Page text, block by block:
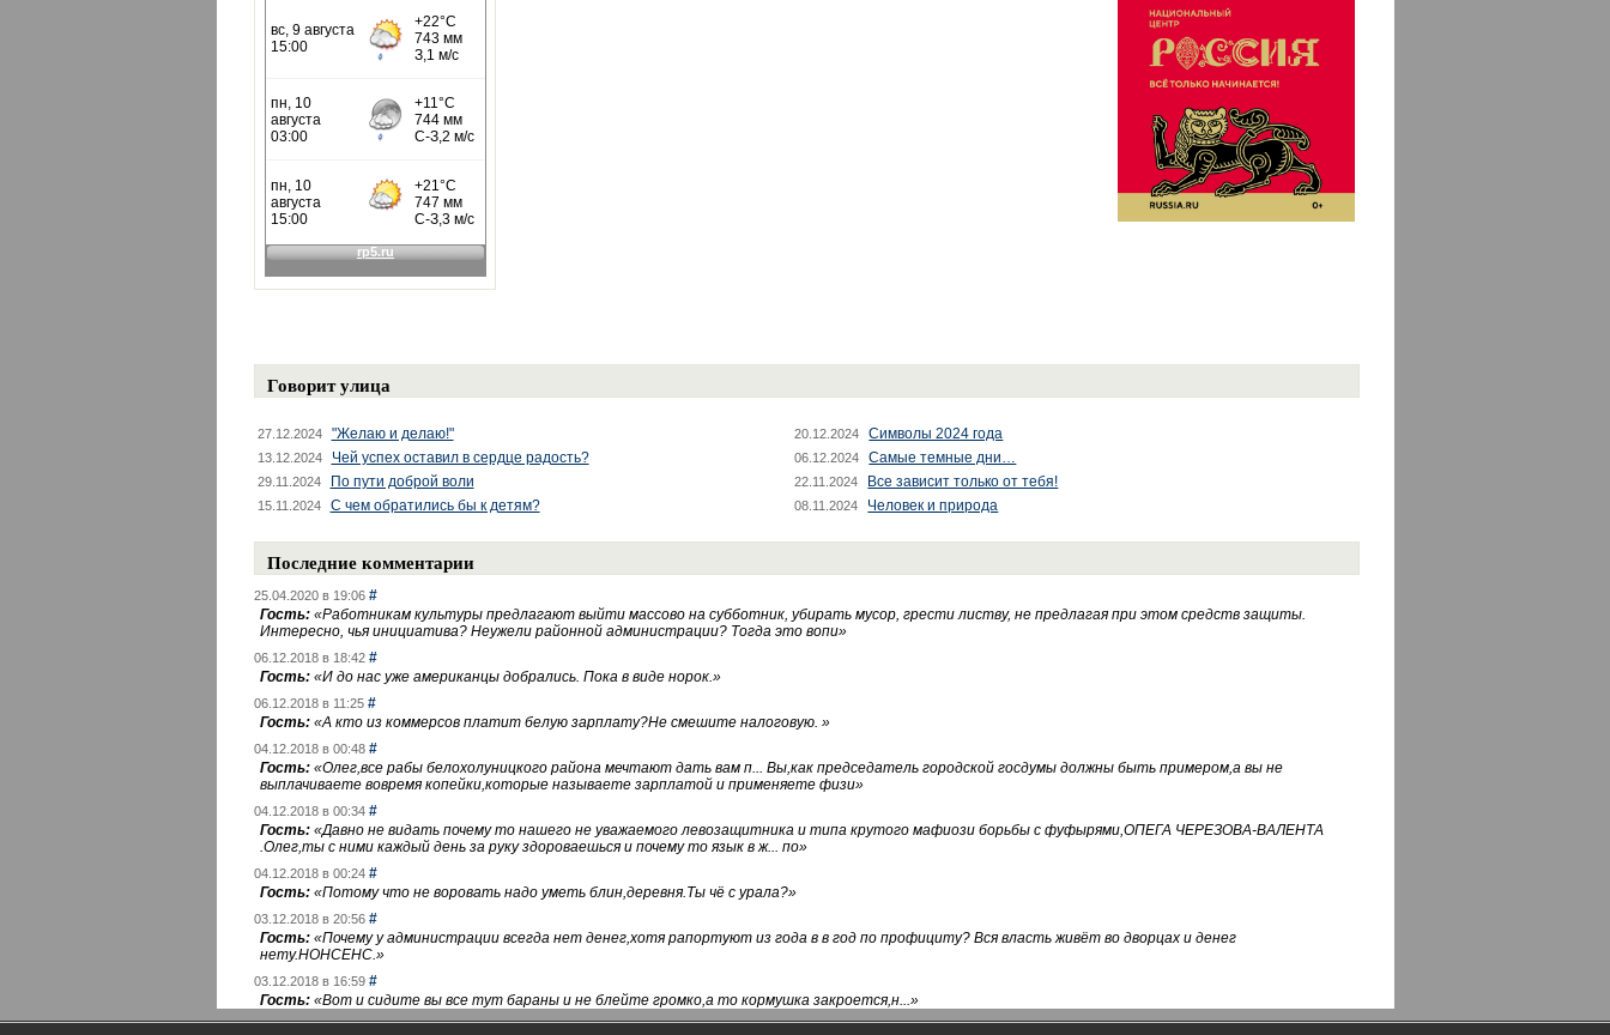
Говорит улица
27.12.2024 "Желаю и делаю!" 20.12.2024 Символы 2024 года
13.12.2024 Чей успех оставил в сердце радость? 06.12.2024 Самые темные дни…
29.11.2024 По пути доброй воли 22.11.2024 Все зависит только от тебя!
15.11.2024 С чем обратились бы к детям? 08.11.2024 Человек и природа
Последние комментарии
25.04.2020 в 19:06 #
Гость: «Работникам культуры предлагают выйти массово на субботник, убирать мусор, грести листву, не предлагая при этом средств защиты.
Интересно, чья инициатива? Неужели районной администрации? Тогда это вопи»
06.12.2018 в 18:42 #
Гость: «И до нас уже американцы добрались. Пока в виде норок.»
06.12.2018 в 11:25 #
Гость: «А кто из коммерсов платит белую зарплату?Не смешите налоговую. »
04.12.2018 в 00:48 #
Гость: «Олег,все рабы белохолуницкого района мечтают дать вам п... Вы,как председатель городской госдумы должны быть примером,а вы не
выплачиваете вовремя копейки,которые называете зарплатой и применяете физи»
04.12.2018 в 00:34 #
Гость: «Давно не видать почему то нашего не уважаемого левозащитника и типа крутого мафиози борьбы с фуфырями,ОПЕГА ЧЕРЕЗОВА-ВАЛЕНТА
.Олег,ты с ними каждый день за руку здороваешься и почему то язык в ж... по»
04.12.2018 в 00:24 #
Гость: «Потому что не воровать надо уметь блин,деревня.Ты чё с урала?»
03.12.2018 в 20:56 #
Гость: «Почему у администрации всегда нет денег,хотя рапортуют из года в в год по профициту? Вся власть живёт во дворцах и денег
нету.НОНСЕНС.»
03.12.2018 в 16:59 #
Гость: «Вот и сидите вы все тут бараны и не блейте громко,а то кормушка закроется,н...»